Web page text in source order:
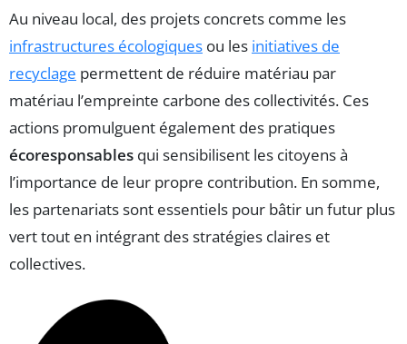
Au niveau local, des projets concrets comme les
infrastructures écologiques ou les initiatives de
recyclage permettent de réduire matériau par
matériau l’empreinte carbone des collectivités. Ces
actions promulguent également des pratiques
écoresponsables qui sensibilisent les citoyens à
l’importance de leur propre contribution. En somme,
les partenariats sont essentiels pour bâtir un futur plus
vert tout en intégrant des stratégies claires et
collectives.